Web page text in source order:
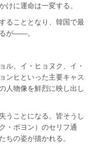
けに運命は一変する。
ることとなり、韓国で最
が――。
ル、イ・ヒョヌク、イ・
ンヒといった主要キャス
人物像を鮮烈に映し出し
うことになる。皆そうし
・ボヨン）のセリフ通
ちの姿が描かれる。